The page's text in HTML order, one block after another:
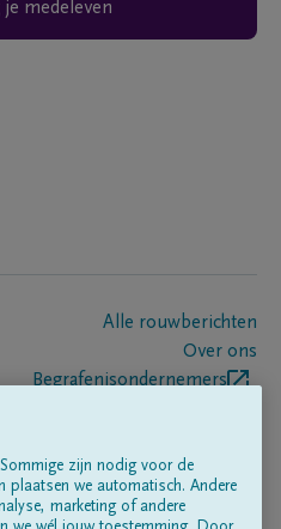
je medeleven
Alle rouwberichten
Over ons
Begrafenisondernemers
zijn nodig voor de
plaatsen we automatisch. Andere
marketing of andere